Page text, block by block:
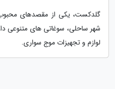
گلدکست، یکی از مقصدهای
شهر ساحلی، سوغاتی های متنوعی
لوازم و تجهیزات موج سواری.